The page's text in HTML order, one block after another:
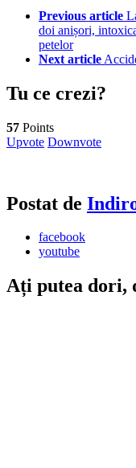
Previous article
doi anișori,
petelor
Next article
Tu ce crezi?
57 Points
Upvote Downvote
Postat de
facebook
youtube
Ați putea dori,